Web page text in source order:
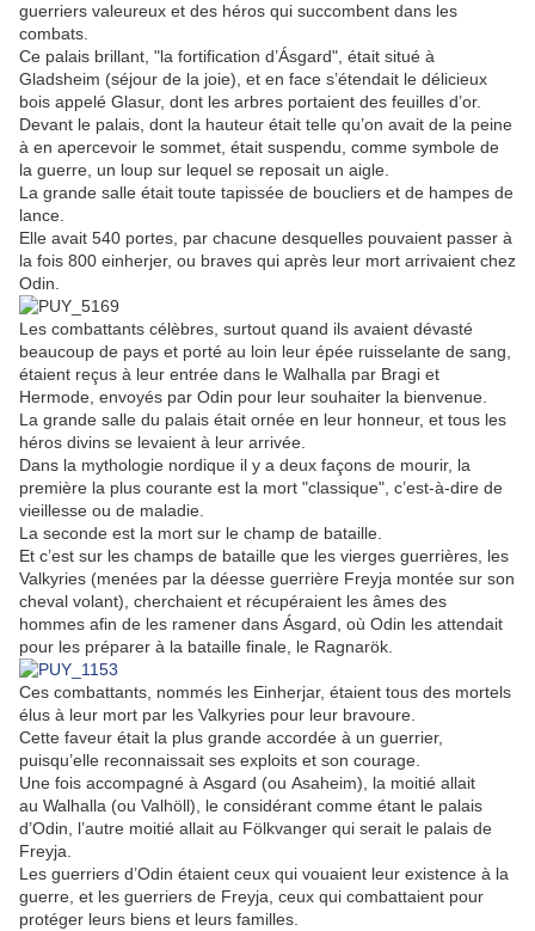
guerriers valeureux et des héros qui succombent dans les
combats.
Ce palais brillant, "la fortification d’Ásgard", était situé à
Gladsheim (séjour de la joie), et en face s’étendait le délicieux
bois appelé Glasur, dont les arbres portaient des feuilles d’or.
Devant le palais, dont la hauteur était telle qu’on avait de la peine
à en apercevoir le sommet, était suspendu, comme symbole de
la guerre, un loup sur lequel se reposait un aigle.
La grande salle était toute tapissée de boucliers et de hampes de
lance.
Elle avait 540 portes, par chacune desquelles pouvaient passer à
la fois 800 einherjer, ou braves qui après leur mort arrivaient chez
Odin.
Les combattants célèbres, surtout quand ils avaient dévasté
beaucoup de pays et porté au loin leur épée ruisselante de sang,
étaient reçus à leur entrée dans le Walhalla par Bragi et
Hermode, envoyés par Odin pour leur souhaiter la bienvenue.
La grande salle du palais était ornée en leur honneur, et tous les
héros divins se levaient à leur arrivée.
Dans la mythologie nordique il y a deux façons de mourir, la
première la plus courante est la mort "classique", c’est-à-dire de
vieillesse ou de maladie.
La seconde est la mort sur le champ de bataille.
Et c’est sur les champs de bataille que les vierges guerrières, les
Valkyries (menées par la déesse guerrière Freyja montée sur son
cheval volant), cherchaient et récupéraient les âmes des
hommes afin de les ramener dans Ásgard, où Odin les attendait
pour les préparer à la bataille finale, le Ragnarök.
Ces combattants, nommés les Einherjar, étaient tous des mortels
élus à leur mort par les Valkyries pour leur bravoure.
Cette faveur était la plus grande accordée à un guerrier,
puisqu’elle reconnaissait ses exploits et son courage.
Une fois accompagné à Asgard (ou Asaheim), la moitié allait
au Walhalla (ou Valhöll), le considérant comme étant le palais
d’Odin, l’autre moitié allait au Fölkvanger qui serait le palais de
Freyja.
Les guerriers d’Odin étaient ceux qui vouaient leur existence à la
guerre, et les guerriers de Freyja, ceux qui combattaient pour
protéger leurs biens et leurs familles.